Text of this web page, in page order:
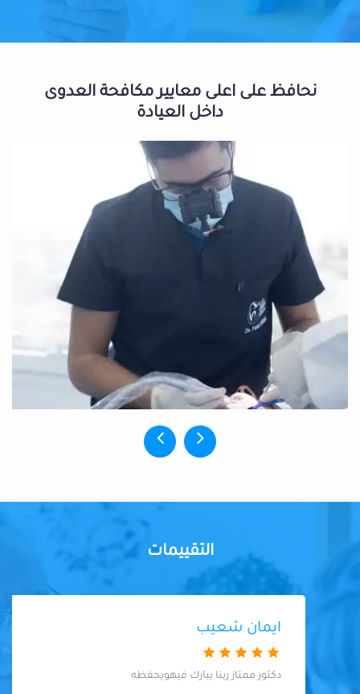
نحافظ على اعلى معايير مكافحة العدوى
داخل العيادة
التقييمات
ايمان شعيب
دكتور ممتاز ربنا يبارك فيهويحفظه